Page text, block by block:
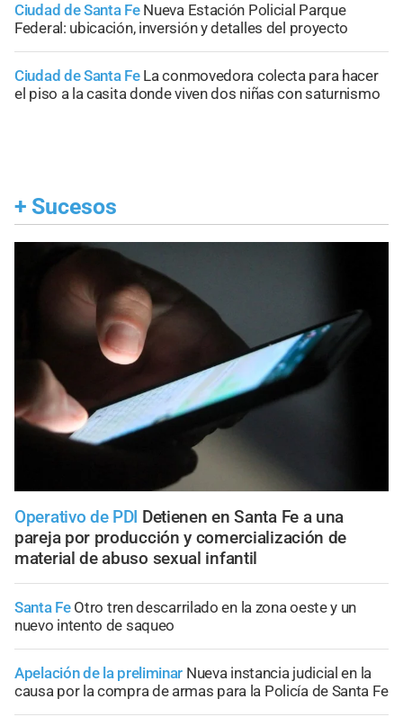
Ciudad de Santa Fe Nueva Estación Policial Parque
Federal: ubicación, inversión y detalles del proyecto
Ciudad de Santa Fe La conmovedora colecta para hacer
el piso a la casita donde viven dos niñas con saturnismo
+ Sucesos
Operativo de PDI Detienen en Santa Fe a una
pareja por producción y comercialización de
material de abuso sexual infantil
Santa Fe Otro tren descarrilado en la zona oeste y un
nuevo intento de saqueo
Apelación de la preliminar Nueva instancia judicial en la
causa por la compra de armas para la Policía de Santa Fe